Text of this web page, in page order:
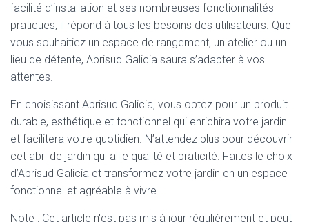
facilité d’installation et ses nombreuses fonctionnalités
pratiques, il répond à tous les besoins des utilisateurs. Que
vous souhaitiez un espace de rangement, un atelier ou un
lieu de détente, Abrisud Galicia saura s’adapter à vos
attentes.
En choisissant Abrisud Galicia, vous optez pour un produit
durable, esthétique et fonctionnel qui enrichira votre jardin
et facilitera votre quotidien. N’attendez plus pour découvrir
cet abri de jardin qui allie qualité et praticité. Faites le choix
d’Abrisud Galicia et transformez votre jardin en un espace
fonctionnel et agréable à vivre.
Note : Cet article n'est pas mis à jour régulièrement et peut